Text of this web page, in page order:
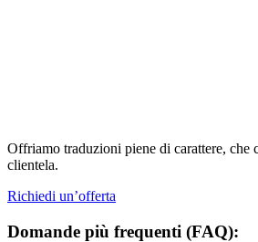
Offriamo traduzioni piene di carattere, che
clientela.
Richiedi un’offerta
Domande più frequenti (FAQ):